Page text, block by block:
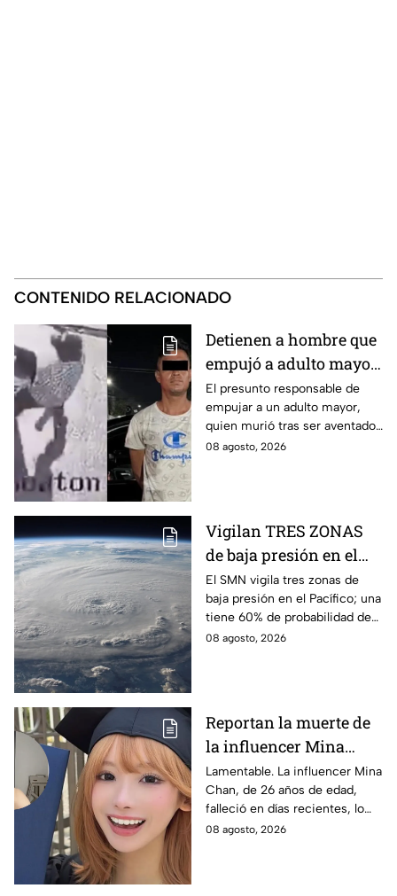
CONTENIDO RELACIONADO
Detienen a hombre que
empujó a adulto mayor
hacia un tráiler en
Monterrey
El presunto responsable de
empujar a un adulto mayor,
quien murió tras ser aventado
al paso de un tráiler en
08 agosto, 2026
Vigilan TRES ZONAS
de baja presión en el
Pacífico: una podría
convertirse en el
próximo ciclón Hernán
El SMN vigila tres zonas de
baja presión en el Pacífico; una
tiene 60% de probabilidad de
desarrollo y podría dar paso al
08 agosto, 2026
Reportan la muerte de
la influencer Mina
Chan durante
transmisión en vivo;
así fueron sus últimos
momentos
Lamentable. La influencer Mina
Chan, de 26 años de edad,
falleció en días recientes, lo
que ha generado profunda
08 agosto, 2026